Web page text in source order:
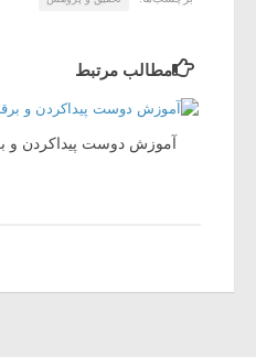
مطالب مرتبط
آموزش دوست پیداکردن و